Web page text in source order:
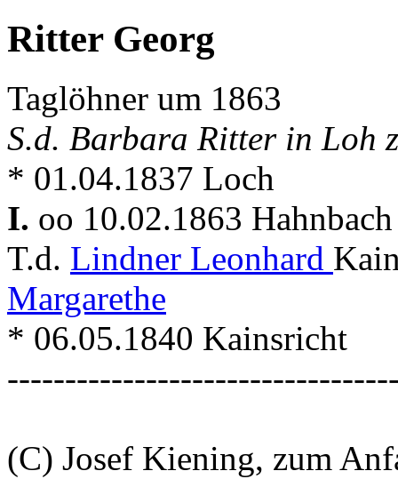
Ritter Georg
Taglöhner um 1863
S.d. Barbara Ritter in Loh
* 01.04.1837 Loch
I. oo 10.02.1863
T.d. Lindner Leonhard
Margarethe
* 06.05.1840 Kainsricht
(C) Josef Kiening, zum